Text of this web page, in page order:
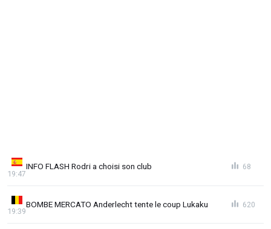
INFO FLASH Rodri a choisi son club
19:47
68
BOMBE MERCATO Anderlecht tente le coup Lukaku
19:39
620